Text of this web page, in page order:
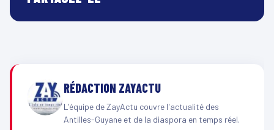
RÉDACTION ZAYACTU
L'équipe de ZayActu couvre l'actualité des
Antilles-Guyane et de la diaspora en temps réel.